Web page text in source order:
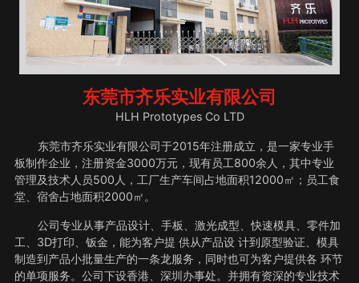
东莞市齐乐实业有限公司
HLH Prototypes Co LTD
东莞市齐乐实业有限公司于2015年注册成立，是一家专业手
板制作企业，注册资金3000万元，现有员工800余人，其中专业
管理及技术人员500人，工厂生产车间占地面积12000㎡；员工食
堂、宿舍占地面积2000㎡。
公司专业从事产品设计、手板、激光成型、快速模具、零件加
工、3D打印、钣金，能为客户提 供从产品设 计到原型验证、模具
制造到产品小批量生产的一条龙服务，同时也可为客户提供各 环节
的单项服务。公司下设香港、深圳办事处。并拥有资深的专业技术